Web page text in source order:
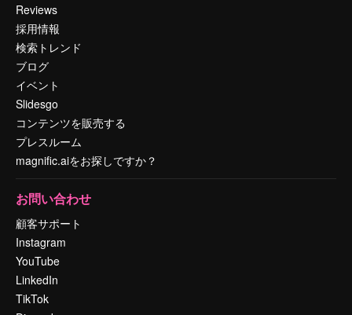
Reviews
採用情報
検索トレンド
ブログ
イベント
Slidesgo
コンテンツを販売する
プレスルーム
magnific.aiをお探しですか？
お問い合わせ
顧客サポート
Instagram
YouTube
LinkedIn
TikTok